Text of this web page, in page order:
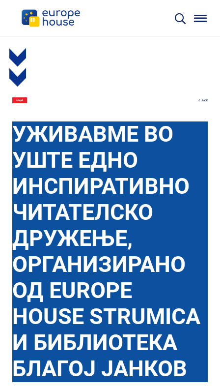
9 МАР BACK
УЖИВАВМЕ ВО
УШТЕ ЕДНО
ИНСПИРАТИВНО
ЧИТАТЕЛСКО
ДРУЖЕЊЕ,
ОРГАНИЗИРАНО
ОД EUROPE
HOUSE STRUMICA
И БИБЛИОТЕКА
БЛАГОЈ ЈАНКОВ